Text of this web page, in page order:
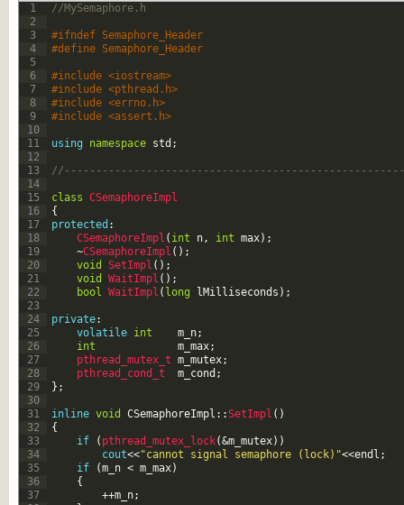
1
2
3
4
5
6
7
8
9
10
11
12
13
14
15
16
17
18
19
20
21
22
23
24
25
26
27
28
29
30
31
32
33
34
35
36
37
//MySemaphore.h
#ifndef Semaphore_Header
#define Semaphore_Header
#include <iostream>
#include <pthread.h>
#include <errno.h>
#include <assert.h>
using namespace std ;
class CSemaphoreImpl
{
protected :
CSemaphoreImpl ( int n, int max) ;
~CSemaphoreImpl ( ) ;
void
SetImpl ( ) ;
void
WaitImpl ( ) ;
bool WaitImpl ( long lMilliseconds ) ;
private:
volatile int m_n;
int
m_max;
pthread_mutex_t m_mutex;
pthread_cond_t m_cond ;
} ;
inline void CSemaphoreImpl ::SetImpl ( )
{
if
( pthread_mutex_lock(&m_mutex) )
cout<<"cannot signal semaphore (lock)"<<endl ;
if
(m_n < m_max)
{
++m_n;